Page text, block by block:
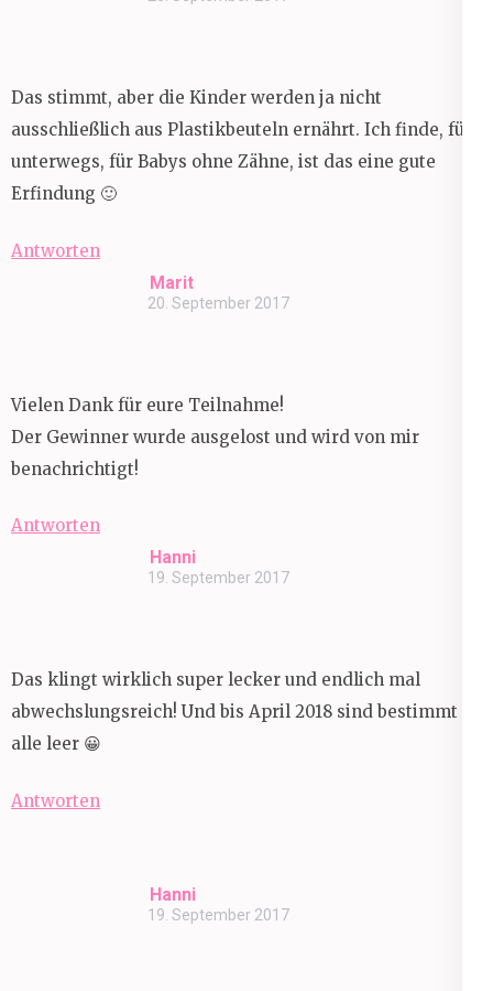
Das stimmt, aber die Kinder werden ja nicht
ausschließlich aus Plastikbeuteln ernährt. Ich finde, für
unterwegs, für Babys ohne Zähne, ist das eine gute
Erfindung 🙂
Antworten
Marit
20. September 2017
Vielen Dank für eure Teilnahme!
Der Gewinner wurde ausgelost und wird von mir
benachrichtigt!
Antworten
Hanni
19. September 2017
Das klingt wirklich super lecker und endlich mal
abwechslungsreich! Und bis April 2018 sind bestimmt
alle leer 😀
Antworten
Hanni
19. September 2017